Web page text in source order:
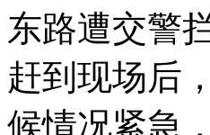
东路遭交警
赶到现场后
候情况紧急